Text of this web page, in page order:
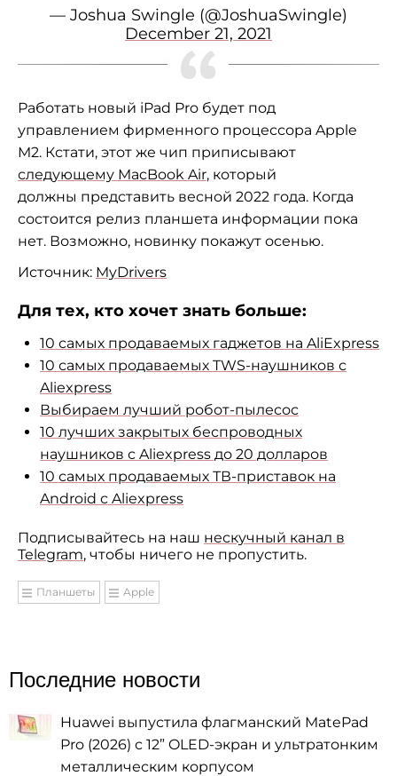
— Joshua Swingle (@JoshuaSwingle)
December 21, 2021
Работать новый iPad Pro будет под
управлением фирменного процессора Apple
M2. Кстати, этот же чип приписывают
следующему MacBook Air, который
должны представить весной 2022 года. Когда
состоится релиз планшета информации пока
нет. Возможно, новинку покажут осенью.
Источник: MyDrivers
Для тех, кто хочет знать больше:
10 самых продаваемых гаджетов на AliExpress
10 самых продаваемых TWS-наушников с
Aliexpress
Выбираем лучший робот-пылесос
10 лучших закрытых беспроводных
наушников с Aliexpress до 20 долларов
10 самых продаваемых ТВ-приставок на
Android с Aliexpress
Подписывайтесь на наш нескучный канал в
Telegram, чтобы ничего не пропустить.
Планшеты Apple
Последние новости
Huawei выпустила флагманский MatePad
Pro (2026) с 12” OLED-экран и ультратонким
металлическим корпусом